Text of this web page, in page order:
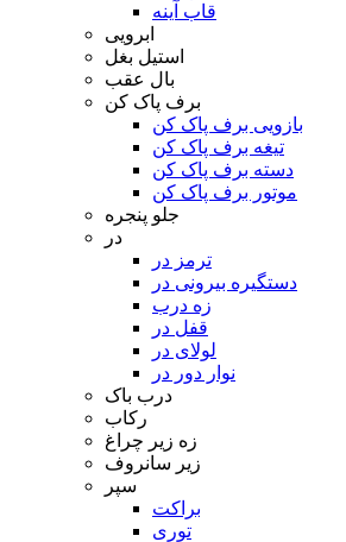
قاب آینه
ابرویی
استیل بغل
بال عقب
برف پاک کن
بازویی برف پاک کن
تیغه برف پاک کن
دسته برف پاک کن
موتور برف پاک کن
جلو پنجره
در
ترمز در
دستگیره بیرونی در
زه درب
قفل در
لولای در
نوار دور در
درب باک
رکاب
زه زیر چراغ
زیر سانروف
سپر
براکت
توری